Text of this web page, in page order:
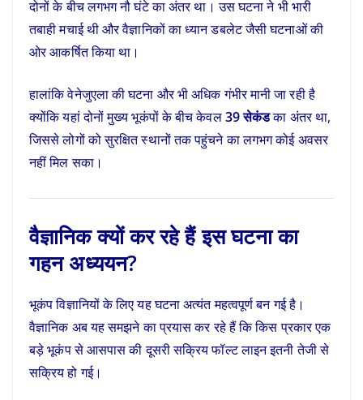
दोनों के बीच लगभग नौ घंटे का अंतर था। उस घटना ने भी भारी
तबाही मचाई थी और वैज्ञानिकों का ध्यान डबलेट जैसी घटनाओं की
ओर आकर्षित किया था।
हालांकि वेनेजुएला की घटना और भी अधिक गंभीर मानी जा रही है
क्योंकि यहां दोनों मुख्य भूकंपों के बीच केवल39 सेकंडका अंतर था,
जिससे लोगों को सुरक्षित स्थानों तक पहुंचने का लगभग कोई अवसर
नहीं मिल सका।
वैज्ञानिक क्यों कर रहे हैं इस घटना का
गहन अध्ययन?
भूकंप विज्ञानियों के लिए यह घटना अत्यंत महत्वपूर्ण बन गई है।
वैज्ञानिक अब यह समझने का प्रयास कर रहे हैं कि किस प्रकार एक
बड़े भूकंप से आसपास की दूसरी सक्रिय फॉल्ट लाइन इतनी तेजी से
सक्रिय हो गई।